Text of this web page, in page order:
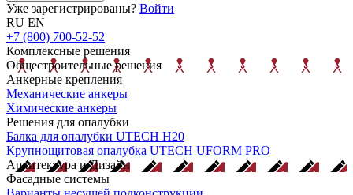
Уже зарегистрированы? Войти
RU EN
+7 (800) 700-52-52
Комплексные решения
Общестроительные решения
Анкерные крепления
Механические анкеры
Химические анкеры
Решения для опалубки
Балка для опалубки UTECH H20
Крупнощитовая опалубка UTECH UFORM PRO
Архитектура и Дизайн
Фасадные системы